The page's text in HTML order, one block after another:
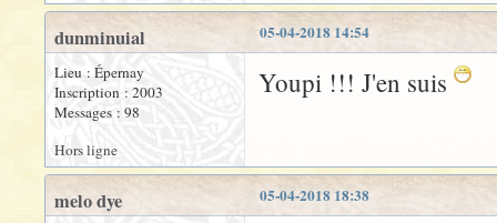
05-04-2018 14:54
dunminuial
Lieu : Épernay
Inscription : 2003
Messages : 98
Youpi !!! J'en suis
Hors ligne
05-04-2018 18:38
melo dye